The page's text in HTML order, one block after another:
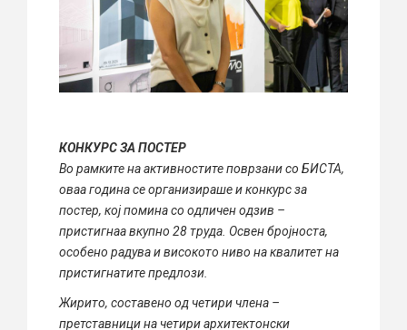
КОНКУРС ЗА ПОСТЕР
Во рамките на активностите поврзани со БИСТА,
оваа година се организираше и конкурс за
постер, кој помина со одличен одзив –
пристигнаа вкупно 28 труда. Освен бројноста,
особено радува и високото ниво на квалитет на
пристигнатите предлози.
Жирито, составено од четири члена –
претставници на четири архитектонски